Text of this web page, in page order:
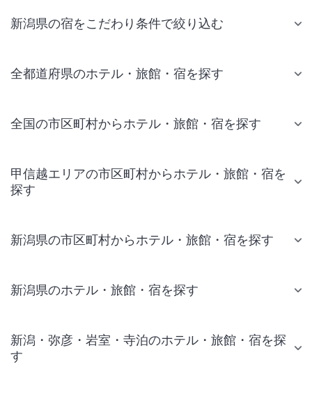
新潟県の宿をこだわり条件で絞り込む
全都道府県のホテル・旅館・宿を探す
全国の市区町村からホテル・旅館・宿を探す
甲信越エリアの市区町村からホテル・旅館・宿を
探す
新潟県の市区町村からホテル・旅館・宿を探す
新潟県のホテル・旅館・宿を探す
新潟・弥彦・岩室・寺泊のホテル・旅館・宿を探
す